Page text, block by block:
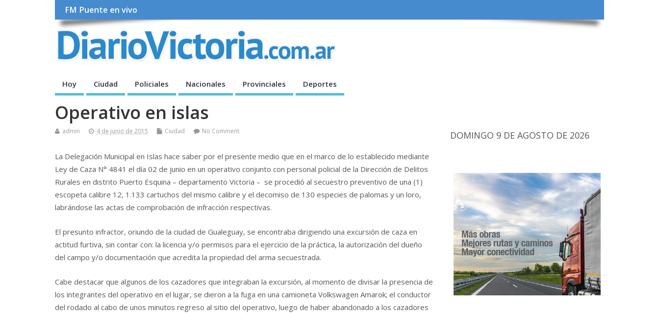
FM Puente en vivo
Hoy Ciudad Policiales Nacionales Provinciales Deportes
Operativo en islas
admin 4 de junio de 2015 Ciudad No Comment
La Delegación Municipal en Islas hace saber por el presente medio que en el marco de lo establecido mediante
Ley de Caza N° 4841 el día 02 de junio en un operativo conjunto con personal policial de la Dirección de Delitos
Rurales en distrito Puerto Esquina – departamento Victoria – se procedió al secuestro preventivo de una (1)
escopeta calibre 12, 1.133 cartuchos del mismo calibre y el decomiso de 130 especies de palomas y un loro,
labrándose las actas de comprobación de infracción respectivas.
El presunto infractor, oriundo de la ciudad de Gualeguay, se encontraba dirigiendo una excursión de caza en
actitud furtiva, sin contar con: la licencia y/o permisos para el ejercicio de la práctica, la autorización del dueño
del campo y/o documentación que acredita la propiedad del arma secuestrada.
Cabe destacar que algunos de los cazadores que integraban la excursión, al momento de divisar la presencia de
los integrantes del operativo en el lugar, se dieron a la fuga en una camioneta Volkswagen Amarok; el conductor
del rodado al cabo de unos minutos regreso al sitio del operativo, luego de haber abandonado a los cazadores
DOMINGO 9 DE AGOSTO DE 2026